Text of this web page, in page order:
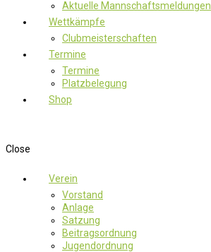
Aktuelle Mannschaftsmeldungen
Wettkämpfe
Clubmeisterschaften
Termine
Termine
Platzbelegung
Shop
Close
Verein
Vorstand
Anlage
Satzung
Beitragsordnung
Jugendordnung